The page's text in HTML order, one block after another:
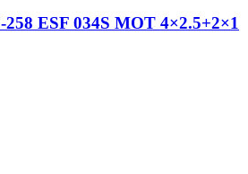
ESF 034S MOT 4×2.5+2×1